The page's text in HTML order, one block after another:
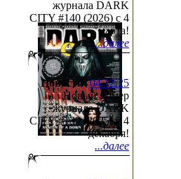
журнала DARK
CITY #140 (2026) c 4
марта!
...далее
Новости:04.12.25
Новый номер
журнала DARK
CITY #139 (2025) c 4
декабря!
...далее